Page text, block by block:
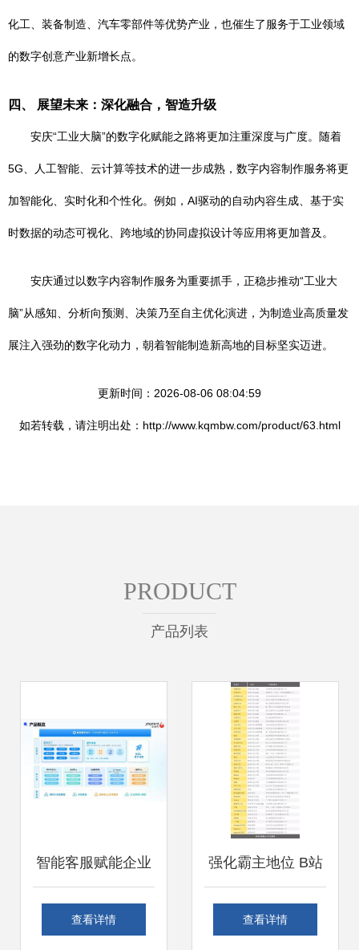
化工、装备制造、汽车零部件等优势产业，也催生了服务于工业领域
的数字创意产业新增长点。
四、 展望未来：深化融合，智造升级
安庆“工业大脑”的数字化赋能之路将更加注重深度与广度。随着
5G、人工智能、云计算等技术的进一步成熟，数字内容制作服务将更
加智能化、实时化和个性化。例如，AI驱动的自动内容生成、基于实
时数据的动态可视化、跨地域的协同虚拟设计等应用将更加普及。
安庆通过以数字内容制作服务为重要抓手，正稳步推动“工业大
脑”从感知、分析向预测、决策乃至自主优化演进，为制造业高质量发
展注入强劲的数字化动力，朝着智能制造新高地的目标坚实迈进。
更新时间：2026-08-06 08:04:59
如若转载，请注明出处：http://www.kqmbw.com/product/63.html
PRODUCT
产品列表
智能客服赋能企业
增长 金柚网梧桐数
查看详情
强化霸主地位 B站
注资动画制作公司
查看详情